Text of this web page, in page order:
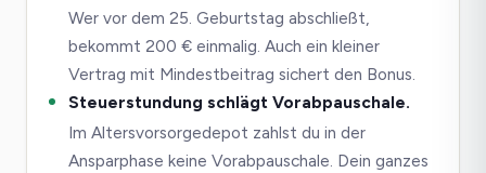
Wer vor dem 25. Geburtstag abschließt,
bekommt 200 € einmalig. Auch ein kleiner
Vertrag mit Mindestbeitrag sichert den Bonus.
Steuerstundung schlägt Vorabpauschale.
Im Altersvorsorgedepot zahlst du in der
Ansparphase keine Vorabpauschale. Dein ganzes